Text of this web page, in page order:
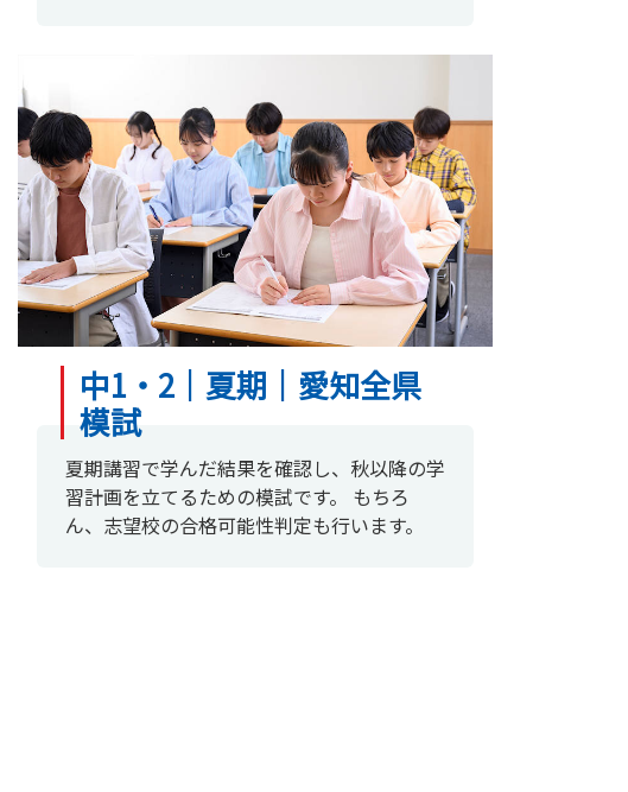
中1・2｜夏期｜愛知全県
模試
夏期講習で学んだ結果を確認し、秋以降の学
習計画を立てるための模試です。 もちろ
ん、志望校の合格可能性判定も行います。